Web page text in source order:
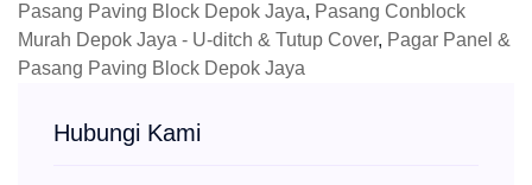
Pasang Paving Block Depok Jaya, Pasang Conblock
Murah Depok Jaya - U-ditch & Tutup Cover, Pagar Panel &
Pasang Paving Block Depok Jaya
Hubungi Kami